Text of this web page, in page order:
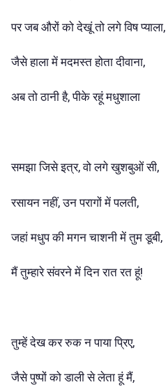
पर जब औरों को देखूं तो लगे विष प्याला,
जैसे हाला में मदमस्त होता दीवाना,
अब तो ठानी है, पीके रहूं मधुशाला
समझा जिसे इत्र, वो लगे खुशबुओं सी,
रसायन नहीं, उन परागों में पलती,
जहां मधुप की मगन चाशनी में तुम डूबी,
मैं तुम्हारे संवरने में दिन रात रत हूं!
तुम्हें देख कर रुक न पाया प्रिए,
जैसे पुष्पों को डाली से लेता हूं मैं,